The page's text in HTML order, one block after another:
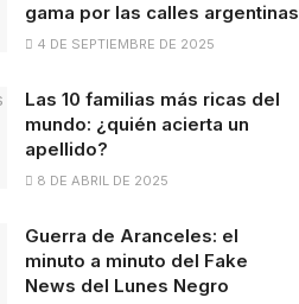
gama por las calles argentinas
4 DE SEPTIEMBRE DE 2025
Las 10 familias más ricas del
mundo: ¿quién acierta un
apellido?
8 DE ABRIL DE 2025
Guerra de Aranceles: el
minuto a minuto del Fake
News del Lunes Negro